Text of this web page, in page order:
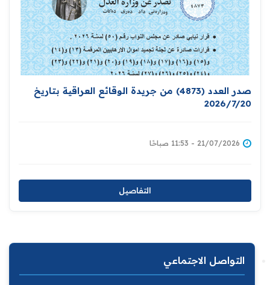
صدر العدد (4873) من جريدة الوقائع العراقية بتاريخ
2026/7/20
21/07/2026 - 11:53 صباحًا
التفاصيل
التواصل الاجتماعي